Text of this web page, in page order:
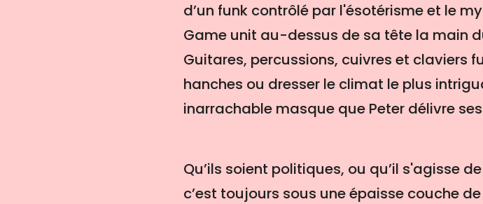
d’un funk contrôlé par l'ésotérisme et le
Game unit au-dessus de sa tête la main
Guitares, percussions, cuivres et claviers
hanches ou dresser le climat le plus
inarrachable masque que Peter délivre
Qu’ils soient politiques, ou qu’il s'agisse
c’est toujours sous une épaisse couche